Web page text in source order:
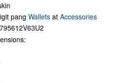
pang Wallets at Accessories